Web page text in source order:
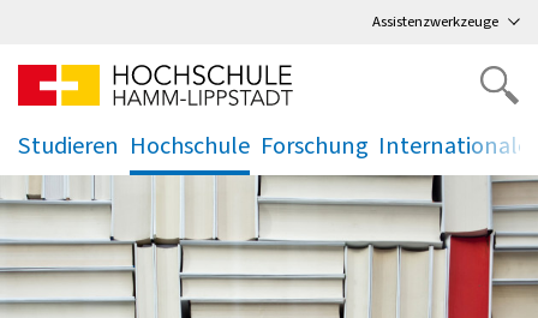
Assistenzwerkzeuge
Studieren
.
Hochschule
.
Forschung
. .